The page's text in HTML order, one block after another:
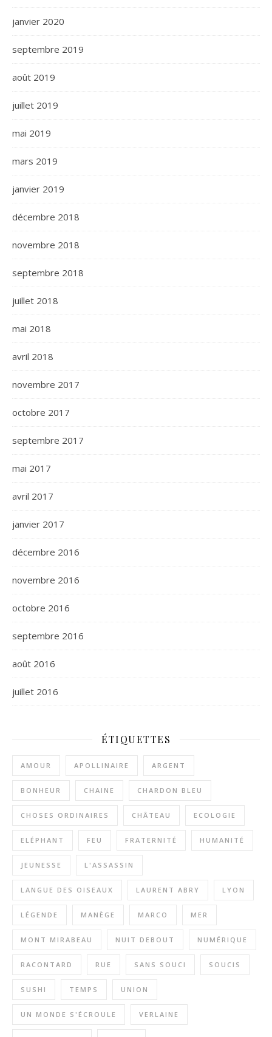
janvier 2020
septembre 2019
août 2019
juillet 2019
mai 2019
mars 2019
janvier 2019
décembre 2018
novembre 2018
septembre 2018
juillet 2018
mai 2018
avril 2018
novembre 2017
octobre 2017
septembre 2017
mai 2017
avril 2017
janvier 2017
décembre 2016
novembre 2016
octobre 2016
septembre 2016
août 2016
juillet 2016
ÉTIQUETTES
AMOUR APOLLINAIRE ARGENT
BONHEUR CHAINE CHARDON BLEU
CHOSES ORDINAIRES CHÂTEAU ECOLOGIE
ELÉPHANT FEU FRATERNITÉ HUMANITÉ
JEUNESSE L'ASSASSIN
LANGUE DES OISEAUX LAURENT ABRY LYON
LÉGENDE MANÈGE MARCO MER
MONT MIRABEAU NUIT DEBOUT NUMÉRIQUE
RACONTARD RUE SANS SOUCI SOUCIS
SUSHI TEMPS UNION
UN MONDE S'ÉCROULE VERLAINE